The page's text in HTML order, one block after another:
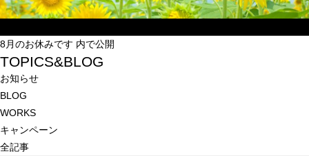
稿
日:
ル
サ
投
稿
ナ
ビ
ゲ
ー
シ
8月のお休みです 内で公開
TOPICS&BLOG
お知らせ
BLOG
WORKS
キャンペーン
全記事